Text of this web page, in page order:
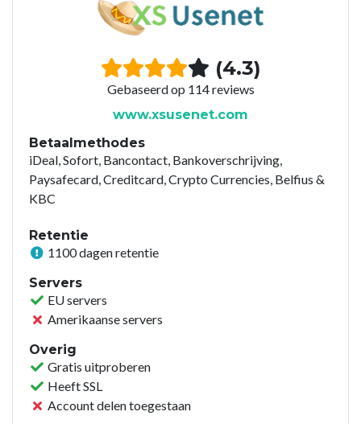
(4.3)
Gebaseerd op 114 reviews
www.xsusenet.com
Betaalmethodes
iDeal, Sofort, Bancontact, Bankoverschrijving,
Paysafecard, Creditcard, Crypto Currencies, Belfius &
KBC
Retentie
1100 dagen retentie
Servers
EU servers
Amerikaanse servers
Overig
Gratis uitproberen
Heeft SSL
Account delen toegestaan